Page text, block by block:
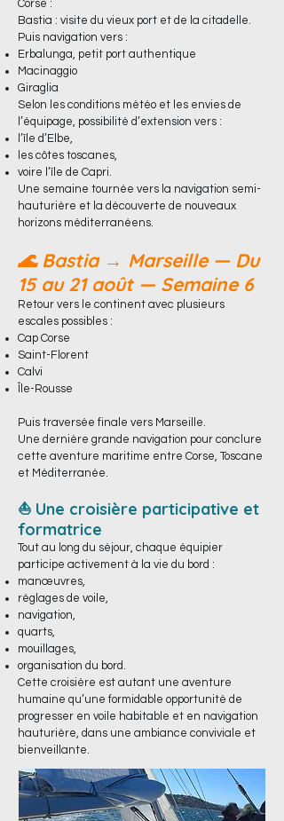
Corse :
Bastia : visite du vieux port et de la citadelle.
Puis navigation vers :
Erbalunga, petit port authentique
Macinaggio
Giraglia
Selon les conditions météo et les envies de
l’équipage, possibilité d’extension vers :
l’île d’Elbe,
les côtes toscanes,
voire l’île de Capri.
Une semaine tournée vers la navigation semi-
hauturière et la découverte de nouveaux
horizons méditerranéens.
🌊 Bastia → Marseille — Du
15 au 21 août — Semaine 6
Retour vers le continent avec plusieurs
escales possibles :
Cap Corse
Saint-Florent
Calvi
Île-Rousse
Puis traversée finale vers Marseille.
Une dernière grande navigation pour conclure
cette aventure maritime entre Corse, Toscane
et Méditerranée.
⛵ Une croisière participative et
formatrice
Tout au long du séjour, chaque équipier
participe activement à la vie du bord :
manœuvres,
réglages de voile,
navigation,
quarts,
mouillages,
organisation du bord.
Cette croisière est autant une aventure
humaine qu’une formidable opportunité de
progresser en voile habitable et en navigation
hauturière, dans une ambiance conviviale et
bienveillante.